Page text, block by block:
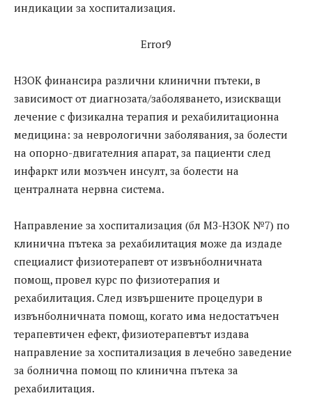
индикации за хоспитализация.
Error9
НЗОК финансира различни клинични пътеки, в
зависимост от диагнозата/заболяването, изискващи
лечение с физикална терапия и рехабилитационна
медицина: за неврологични заболявания, за болести
на опорно-двигателния апарат, за пациенти след
инфаркт или мозъчен инсулт, за болести на
централната нервна система.
Направление за хоспитализация (бл МЗ-НЗОК №7) по
клинична пътека за рехабилитация може да издаде
специалист физиотерапевт от извънболничната
помощ, провел курс по физиотерапия и
рехабилитация. След извършените процедури в
извънболничната помощ, когато има недостатъчен
терапевтичен ефект, физиотерапевтът издава
направление за хоспитализация в лечебно заведение
за болнична помощ по клинична пътека за
рехабилитация.